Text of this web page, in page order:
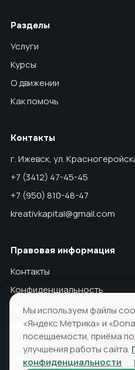
Разделы
Услуги
Курсы
О движении
Как помочь
Контакты
г. Ижевск, ул.
+7 (3412) 47-45-45
+7 (950) 810-48-47
kreativkapital@gmail.com
Правовая информация
Контакты
Конфиденциальность
Политика cookies
Условия использования ПД
Официально
ВКонтакте
Мы используем файлы
«Яндекс.Метрика» и
посещаемости, приёма
улучшения работы сайта.
конфиденциальности ·